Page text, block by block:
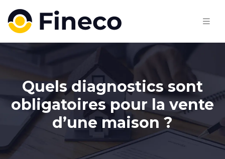
Quels diagnostics sont
obligatoires pour la vente
d’une maison ?